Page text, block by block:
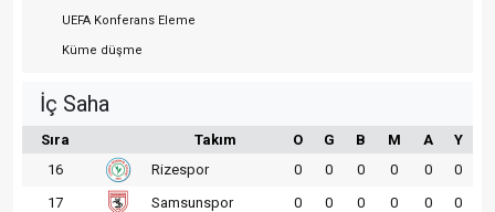
UEFA Konferans Eleme
Küme düşme
İç Saha
Sıra Takım O G B M A
Y
16
Rizespor 0 0 0 0 0
0
17
Samsunspor 0 0 0 0 0
0